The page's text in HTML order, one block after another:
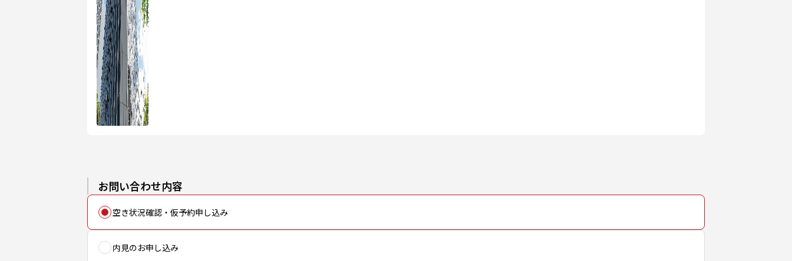
お問い合わせ内容
空き状況確認・仮予約申し込み
内見のお申し込み